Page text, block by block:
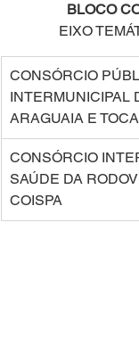
BLOCO
EIXO
CONSÓRCIO
INTERMUNICIPAL
ARAGUAIA E
CONSÓRCIO
SAÚDE DA
COISPA